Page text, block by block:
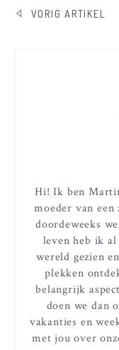
BERICHT
VORIG ARTIKEL
Hi! Ik ben
moeder van een
doordeweeks
leven heb ik
wereld gezien
plekken
belangrijk
doen we dan
vakanties en
met jou over